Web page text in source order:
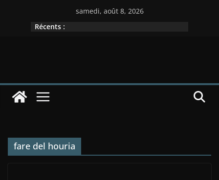
samedi, août 8, 2026
Récents :
fare del houria